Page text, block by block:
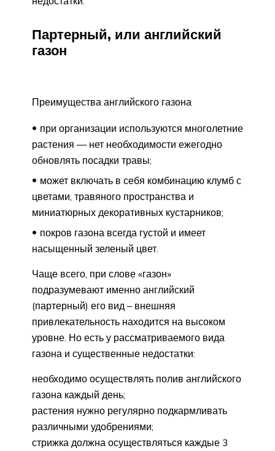
Партерный, или английский
газон
Преимущества английского газона
при организации используются многолетние
растения — нет необходимости ежегодно
обновлять посадки травы;
может включать в себя комбинацию клумб с
цветами, травяного пространства и
миниатюрных декоративных кустарников;
покров газона всегда густой и имеет
насыщенный зеленый цвет.
Чаще всего, при слове «газон»
подразумевают именно английский
(партерный) его вид – внешняя
привлекательность находится на высоком
уровне. Но есть у рассматриваемого вида
газона и существенные недостатки:
необходимо осуществлять полив английского
газона каждый день;
растения нужно регулярно подкармливать
различными удобрениями;
стрижка должна осуществляться каждые 3